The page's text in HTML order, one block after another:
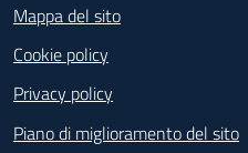
Mappa del sito
Cookie policy
Privacy policy
Piano di miglioramento del sito